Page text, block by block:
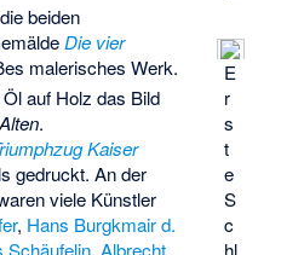
E
r
s
t
e
S
c
hl
beiden
Die vier
malerisches Werk.
auf Holz das Bild
.
Kaiser
gedruckt. An der
viele Künstler
, Hans Burgkmair d.